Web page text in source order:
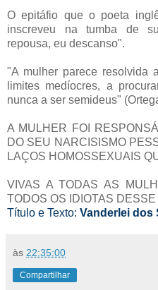
O epitáfio que o poeta
inscreveu na tumba de
repousa, eu descanso".
"A mulher parece resolvida
limites medíocres, a
nunca a ser semideus"
A MULHER FOI
DO SEU NARCISISMO
LAÇOS HOMOSSEXUAIS
VIVAS A TODAS AS
TODOS OS IDIOTAS
Título e Texto: Vanderlei dos
às 22:35:00
Compartilhar